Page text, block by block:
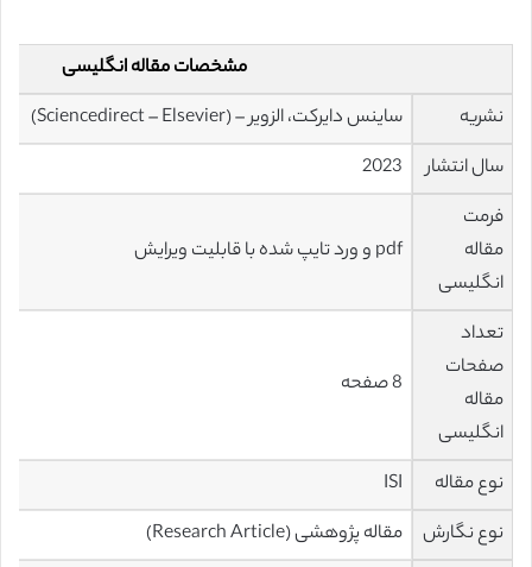
مشخصات مقاله انگلیسی
نشریه
ساینس دایرکت، الزویر – (Sciencedirect – Elsevier)
سال انتشار
2023
فرمت
مقاله
انگلیسی
pdf و ورد تایپ شده با قابلیت ویرایش
تعداد
صفحات
مقاله
انگلیسی
8 صفحه
نوع مقاله
ISI
نوع نگارش
مقاله پژوهشی (Research Article)